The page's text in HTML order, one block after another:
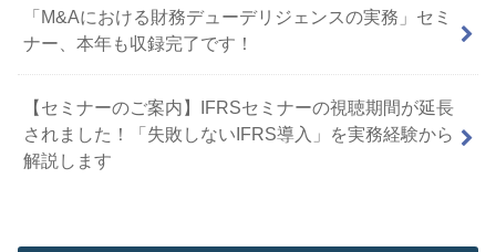
「M&Aにおける財務デューデリジェンスの実務」セミ
ナー、本年も収録完了です！
【セミナーのご案内】IFRSセミナーの視聴期間が延長
されました！「失敗しないIFRS導入」を実務経験から
解説します